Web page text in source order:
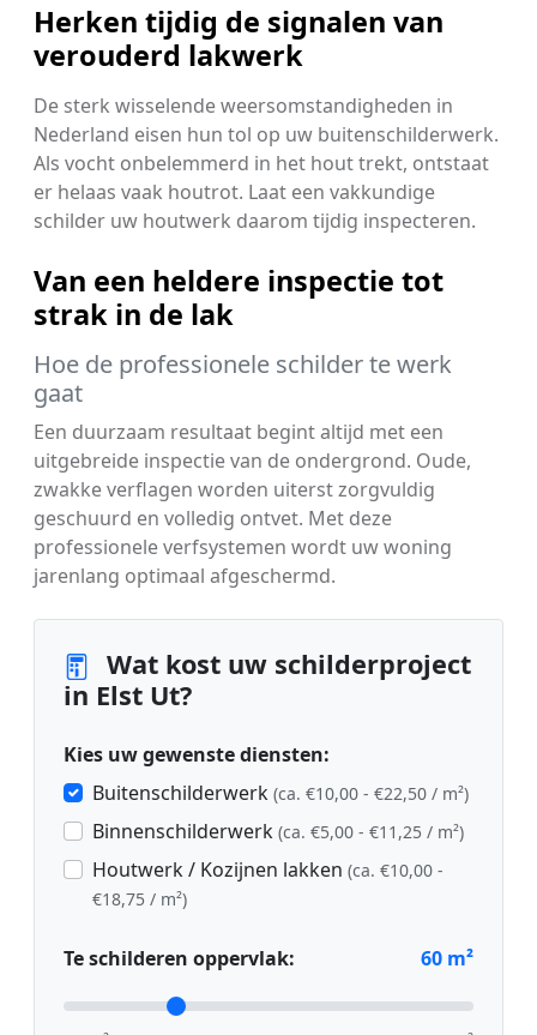
Herken tijdig de signalen van
verouderd lakwerk
De sterk wisselende weersomstandigheden in
Nederland eisen hun tol op uw buitenschilderwerk.
Als vocht onbelemmerd in het hout trekt, ontstaat
er helaas vaak houtrot. Laat een vakkundige
schilder uw houtwerk daarom tijdig inspecteren.
Van een heldere inspectie tot
strak in de lak
Hoe de professionele schilder te werk
gaat
Een duurzaam resultaat begint altijd met een
uitgebreide inspectie van de ondergrond. Oude,
zwakke verflagen worden uiterst zorgvuldig
geschuurd en volledig ontvet. Met deze
professionele verfsystemen wordt uw woning
jarenlang optimaal afgeschermd.
Wat kost uw schilderproject
in Elst Ut?
Kies uw gewenste diensten:
Buitenschilderwerk (ca. €10,00 - €22,50 / m²)
Binnenschilderwerk (ca. €5,00 - €11,25 / m²)
Houtwerk / Kozijnen lakken (ca. €10,00 -
€18,75 / m²)
Te schilderen oppervlak: 60 m²